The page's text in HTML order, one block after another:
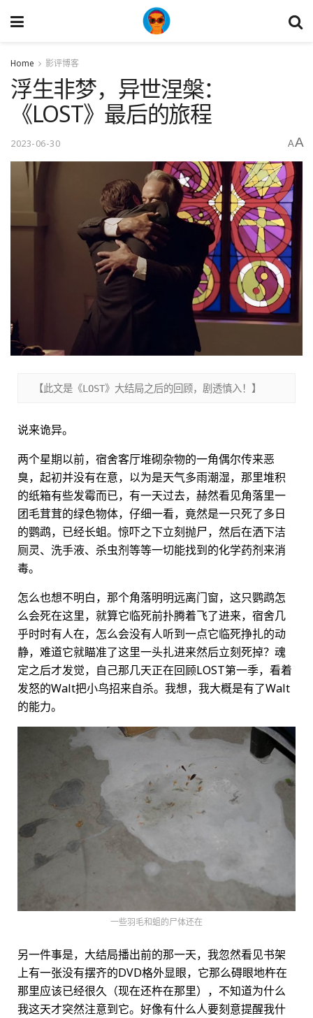
Home 影评博客
浮生非梦，异世涅槃：
《LOST》最后的旅程
2023-06-30 AA
【此文是《LOST》大结局之后的回顾，剧透慎入！】
说来诡异。
两个星期以前，宿舍客厅堆砌杂物的一角偶尔传来恶
臭，起初并没有在意，以为是天气多雨潮湿，那里堆积
的纸箱有些发霉而已，有一天过去，赫然看见角落里一
团毛茸茸的绿色物体，仔细一看，竟然是一只死了多日
的鹦鹉，已经长蛆。惊吓之下立刻抛尸，然后在洒下洁
厕灵、洗手液、杀虫剂等等一切能找到的化学药剂来消
毒。
怎么也想不明白，那个角落明明远离门窗，这只鹦鹉怎
么会死在这里，就算它临死前扑腾着飞了进来，宿舍几
乎时时有人在，怎么会没有人听到一点它临死挣扎的动
静，难道它就瞄准了这里一头扎进来然后立刻死掉？魂
定之后才发觉，自己那几天正在回顾LOST第一季，看着
发怒的Walt把小鸟招来自杀。我想，我大概是有了Walt
的能力。
一些羽毛和蛆的尸体还在
另一件事是，大结局播出前的那一天，我忽然看见书架
上有一张没有摆齐的DVD格外显眼，它那么碍眼地杵在
那里应该已经很久（现在还杵在那里），不知道为什么
我这天才突然注意到它。好像有什么人要刻意提醒我什